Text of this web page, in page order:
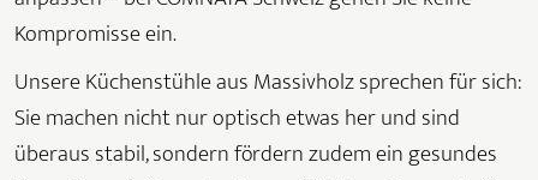
Kompromisse ein.
Unsere Küchenstühle aus Massivholz sprechen für sich:
Sie machen nicht nur optisch etwas her und sind
überaus stabil, sondern fördern zudem ein gesundes